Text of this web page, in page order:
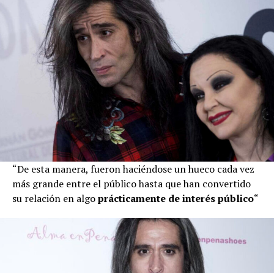
“De esta manera, fueron haciéndose un hueco cada vez
más grande entre el público hasta que han convertido
su relación en algoprácticamente de interés público“